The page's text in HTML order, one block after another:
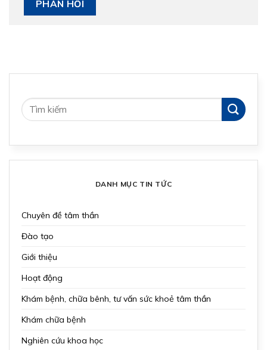
DANH MỤC TIN TỨC
Chuyên đề tâm thần
Đào tạo
Giới thiệu
Hoạt động
Khám bệnh, chữa bênh, tư vấn sức khoẻ tâm thần
Khám chữa bệnh
Nghiên cứu khoa học